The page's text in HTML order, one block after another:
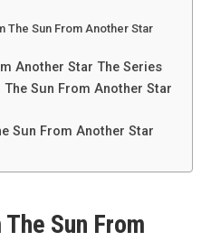
The Sun From Another Star
Another Star The Series
Sun From Another Star
Sun From Another Star
Sun From